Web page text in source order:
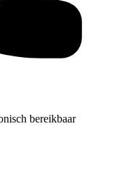
bereikbaar